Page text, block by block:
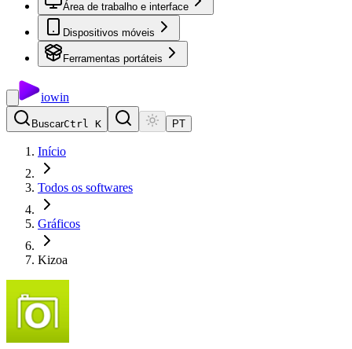
Área de trabalho e interface
Dispositivos móveis
Ferramentas portáteis
iowin
BuscarCtrl K PT
Início
Todos os softwares
Gráficos
Kizoa